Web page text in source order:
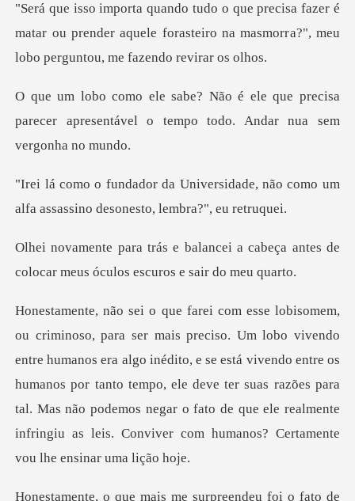
Sair
Baixar App
zer é
matar ou prender aquele forasteiro na masmorr
que precisa
parecer apresentável o temp
sidade, não como um
alfa assassino
ei a cabeça antes de
colocar meus
s era algo inédito, e se está vivendo entre os
humanos por tanto tempo, ele deve ter suas razões para
tal. Mas não pode